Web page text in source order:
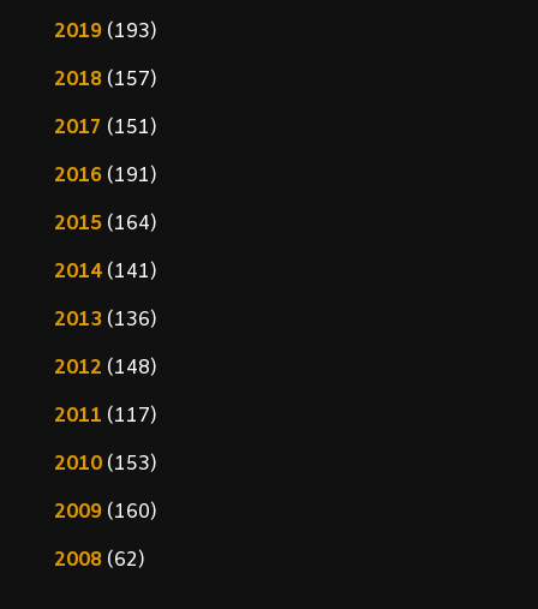
2019(193)
2018(157)
2017 (151)
2016(191)
2015(164)
2014(141)
2013(136)
2012 (148)
2011 (117)
2010(153)
2009(160)
2008(62)